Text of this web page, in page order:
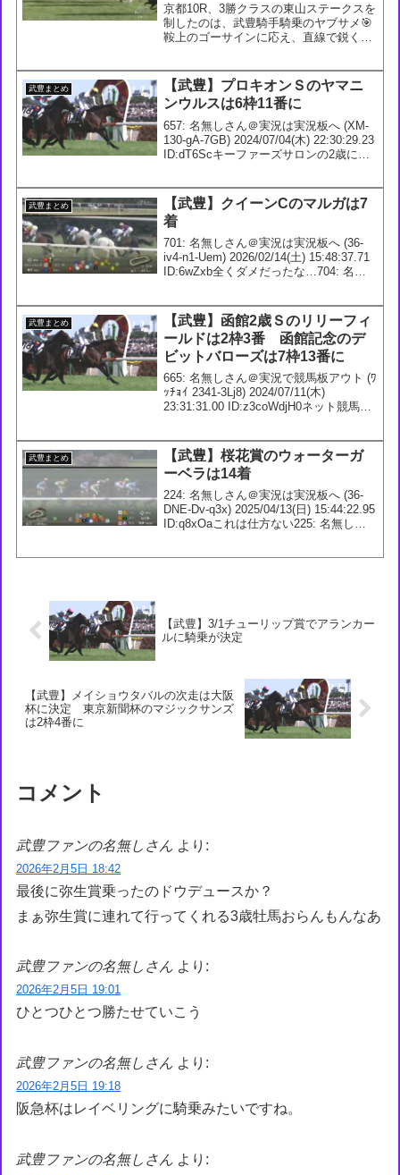
京都10R、3勝クラスの東山ステークスを
制したのは、武豊騎手騎乗のヤブサメ🎯
鞍上のゴーサインに応え、直線で鋭く伸
pic.twitter.com/J7Fyv7J09T— JRA-VAN
公式 ...
武豊まとめ
【武豊】プロキオンＳのヤマニ
ンウルスは6枠11番に
657: 名無しさん＠実況は実況板へ (XM-
130-gA-7GB) 2024/07/04(木) 22:30:29.23
ID:dT6Scキーファーズサロンの2歳にト
武豊まとめ
【武豊】クイーンCのマルガは7
着
701: 名無しさん＠実況は実況板へ (36-
iv4-n1-Uem) 2026/02/14(土) 15:48:37.71
ID:6wZxb全くダメだったな…704: 名無
武豊まとめ
【武豊】函館2歳Ｓのリリーフィ
ールドは2枠3番 函館記念のデ
ビットバローズは7枠13番に
665: 名無しさん＠実況で競馬板アウト (ﾜ
ｯﾁｮｲ 2341-3Lj8) 2024/07/11(木)
23:31:31.00 ID:z3coWdjH0ネット競馬予
武豊まとめ
【武豊】桜花賞のウォーターガ
ーベラは14着
224: 名無しさん＠実況は実況板へ (36-
DNE-Dv-q3x) 2025/04/13(日) 15:44:22.95
ID:q8xOaこれは仕方ない225: 名無しさ
【武豊】3/1チューリップ賞でアランカー
ルに騎乗が決定
【武豊】メイショウタバルの次走は大阪
杯に決定 東京新聞杯のマジックサンズ
は2枠4番に
コメント
武豊ファンの名無しさん より:
2026年2月5日 18:42
最後に弥生賞乗ったのドウデュースか？
まぁ弥生賞に連れて行ってくれる3歳牡馬おらんもんなあ
武豊ファンの名無しさん より:
2026年2月5日 19:01
ひとつひとつ勝たせていこう
武豊ファンの名無しさん より:
2026年2月5日 19:18
阪急杯はレイベリングに騎乗みたいですね。
武豊ファンの名無しさん より: